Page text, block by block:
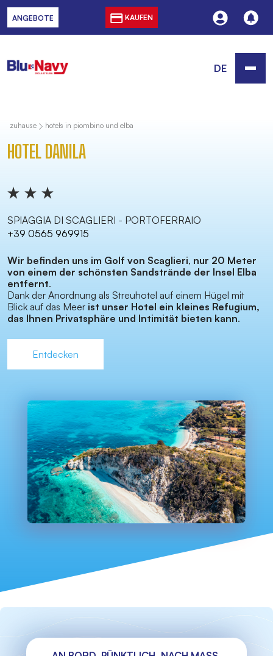
ANGEBOTE KAUFEN
DE
zuhause hotels in piombino und elba
HOTEL DANILA
SPIAGGIA DI SCAGLIERI - PORTOFERRAIO
+39 0565 969915
Wir befinden uns im Golf von Scaglieri, nur 20 Meter
von einem der schönsten Sandstrände der Insel Elba
entfernt.
Dank der Anordnung als Streuhotel auf einem Hügel mit
Blick auf das Meer ist unser Hotel ein kleines Refugium,
das Ihnen Privatsphäre und Intimität bieten kann.
Entdecken